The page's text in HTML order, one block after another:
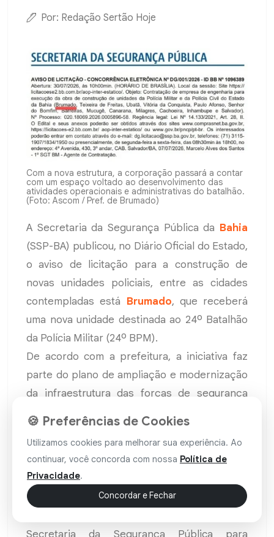
Por: Redação Sertão Hoje
Com a nova estrutura, a corporação passará a contar
com um espaço voltado ao desenvolvimento das
atividades operacionais e administrativas do batalhão.
(Foto: Ascom / Pref. de Brumado)
A Secretaria da Segurança Pública da Bahia
(SSP-BA) publicou, no Diário Oficial do Estado,
o aviso de licitação para a construção de
novas unidades policiais, entre as cidades
contempladas está Brumado, que receberá
uma nova unidade destinada ao 24º Batalhão
da Polícia Militar (24º BPM).
De acordo com a prefeitura, a iniciativa faz
parte do plano de ampliação e modernização
da infraestrutura das forças de segurança
voltado ao desenvolvimento das atividades
operacionais e administrativas do batalhão.
Segundo a publicação, a nova unidade integra
Secretaria da Segurança Pública para
🍪 Preferências de Cookies
Utilizamos cookies para melhorar sua experiência. Ao
continuar, você concorda com nossa Política de
Privacidade.
Concordar e Fechar